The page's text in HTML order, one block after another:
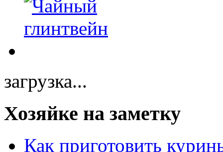
загрузка...
Хозяйке на заметку
Как приготовить